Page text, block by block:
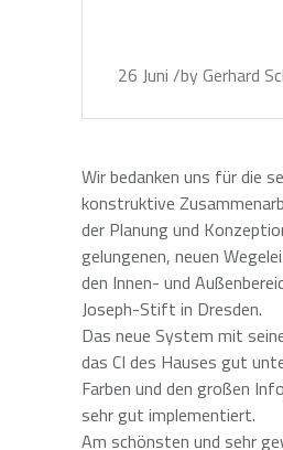
26 Juni byGerhard
Wir bedanken uns für die
konstruktive
der Planung und
gelungenen, neuen
den Innen- und
Joseph-Stift in Dresden.
Das neue System mit
das CI des Hauses gut
Farben und den großen
sehr gut implementiert.
Am schönsten und sehr